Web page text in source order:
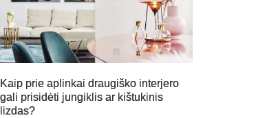
Kaip prie aplinkai draugiško interjero
gali prisidėti jungiklis ar kištukinis
lizdas?